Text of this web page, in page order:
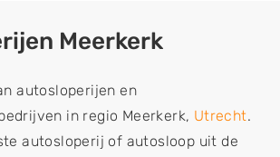
Meerkerk
autosloperijen en
in regio Meerkerk, Utrecht.
autosloperij of autosloop uit de